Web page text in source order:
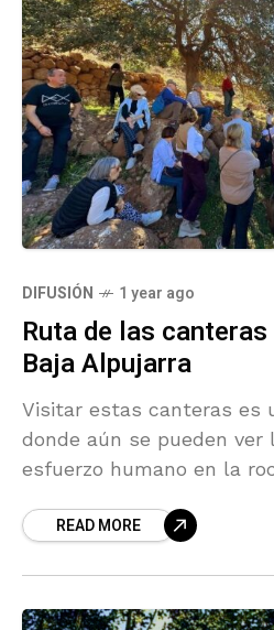
DIFUSIÓN 1 year ago
Ruta de las
Baja Alpujarra
Visitar estas canteras es
donde aún se pueden ver
esfuerzo humano en la
READ MORE